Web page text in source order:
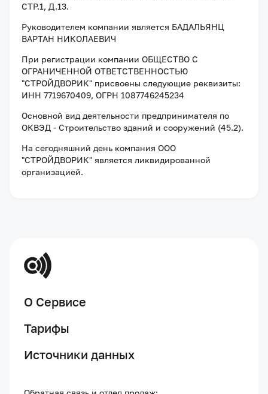
СТР.1, Д.13.
Руководителем компании является БАДАЛЬЯНЦ
ВАРТАН НИКОЛАЕВИЧ
При регистрации компании ОБЩЕСТВО С
ОГРАНИЧЕННОЙ ОТВЕТСТВЕННОСТЬЮ
"СТРОЙДВОРИК" присвоены следующие реквизиты:
ИНН 7719670409, ОГРН 1087746245234
Основной вид деятельности предпринимателя по
ОКВЭД - Строительство зданий и сооружений (45.2).
На сегодняшний день компания ООО
"СТРОЙДВОРИК" является ликвидированной
организацией.
О Сервисе
Тарифы
Источники данных